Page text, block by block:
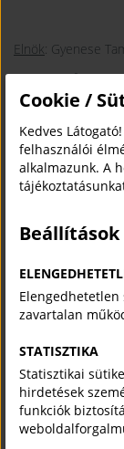
Elnök: Gyenese
Denv-Air Kft.,
Tel.: +36 1 226-
E-mail:
Titkár: Barna Bálint
Titkárság: MKIK,
Az üzleti tanács
ügyrendetitt
Magyar-
Elnök : Dr. Dombi
Cookie /
Kedves
felhasználói
alkalmazunk. A
Beállítások
zavartalan
STATISZTIKA
Statisztikai
hirdetések
funkciók